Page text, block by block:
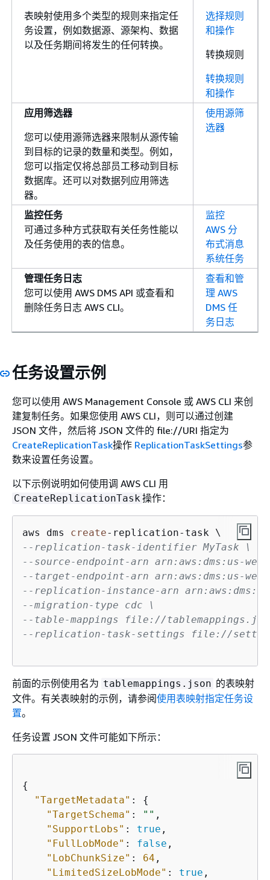
表映射使用多个类型的规则来指定任
务设置，例如数据源、源架构、数据
以及任务期间将发生的任何转换。
选择规则
和操作
转换规则
转换规则
和操作
应用筛选器
您可以使用源筛选器来限制从源传输
到目标的记录的数量和类型。例如，
您可以指定仅将总部员工移动到目标
数据库。还可以对数据列应用筛选
器。
使用源筛
选器
监控任务
可通过多种方式获取有关任务性能以
及任务使用的表的信息。
监控
AWS 分
布式消息
系统任务
管理任务日志
您可以使用 AWS DMS API 或查看和
删除任务日志 AWS CLI。
查看和管
理 AWS
DMS 任
务日志
任务设置示例
您可以使用 AWS Management Console 或 AWS CLI 来创
建复制任务。如果您使用 AWS CLI，则可以通过创建
JSON 文件，然后将 JSON 文件的 file://URI 指定为
CreateReplicationTask操作 ReplicationTaskSettings参
数来设置任务设置。
以下示例说明如何使用调 AWS CLI 用
CreateReplicationTask 操作：
aws dms create- replication-
--replication-task-identifier MyTask \
--source-endpoint-arn arn:aws:dms:us-west-
--target-endpoint-arn arn:aws:dms:us-west-
--replication-instance-arn arn:aws:dms:us-
--migration-type cdc \
--table-mappings file://
--replication-task-settings file://
前面的示例使用名为 tablemappings.json 的表映射
文件。有关表映射的示例，请参阅使用表映射指定任务设
置。
任务设置 JSON 文件可能如下所示：
{
"TargetMetadata" : {
"TargetSchema" : "" ,
"SupportLobs" : true ,
"FullLobMode" : false ,
"LobChunkSize" : 64 ,
"LimitedSizeLobMode" : true ,